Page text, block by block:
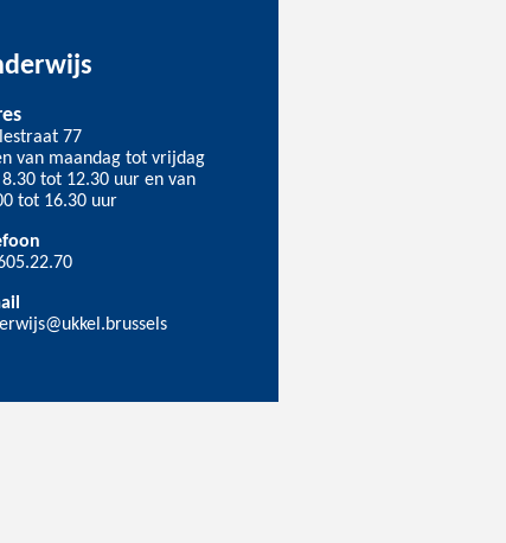
77
van maandag tot vrijdag
tot 12.30 uur en van
tot 16.30 uur